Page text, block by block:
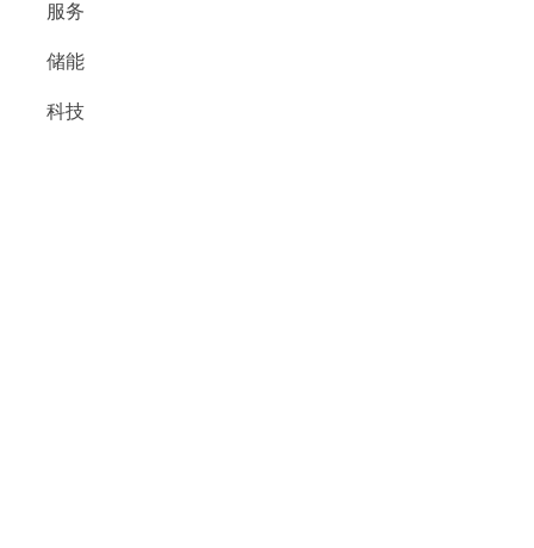
服务
储能
科技